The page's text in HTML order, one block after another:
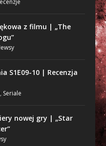
z filmu | „The
S1E09-10 | Recenzja
, Seriale
nowej gry | „Star